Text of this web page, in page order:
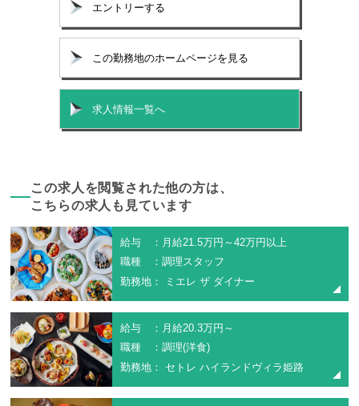
エントリーする
この勤務地のホームページを見る
求人情報一覧へ
この求人を閲覧された他の方は、
こちらの求人も見ています
給与 ：月給21.5万円～42万円以上
職種 ：調理スタッフ
勤務地： ミエレ ザ ダイナー
給与 ：月給20.3万円～
職種 ：調理(洋食)
勤務地： セトレ ハイランドヴィラ姫路